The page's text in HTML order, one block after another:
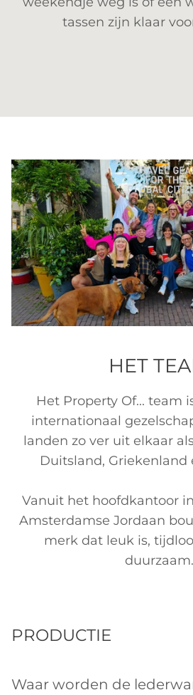
tassen zijn klaar
HET
Het Property Of... team
internationaal
landen zo ver uit elkaar
Duitsland, Griekenland
Vanuit het hoofdkantoor
Amsterdamse Jordaan
merk dat leuk is,
duurzaam.
PRODUCTIE
Waar worden de